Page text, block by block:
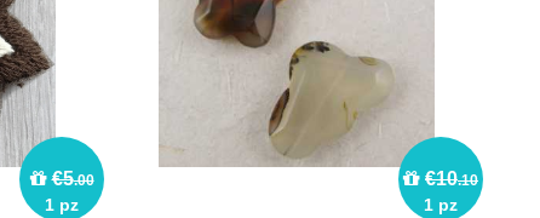
€5.00
1 pz
€10.10
1 pz